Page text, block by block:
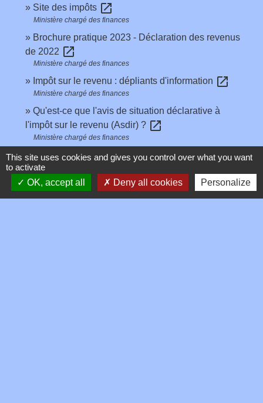
Site des impôts open_in_new
Ministère chargé des finances
Brochure pratique 2023 - Déclaration des revenus
de 2022 open_in_new
Ministère chargé des finances
Impôt sur le revenu : dépliants d'information open_in_new
Ministère chargé des finances
Qu'est-ce que l'avis de situation déclarative à
l'impôt sur le revenu (Asdir) ? open_in_new
Ministère chargé des finances
This site uses cookies and gives you control over what you want
to activate
OK, accept all
Deny all cookies Personalize